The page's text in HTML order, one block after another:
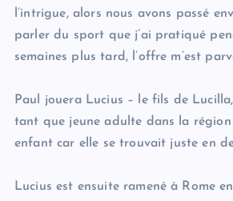
l’intrigue, alors nous avons passé
parler du sport que j’ai pratiqué
semaines plus tard, l’offre m’est
Paul jouera Lucius – le fils de
tant que jeune adulte dans la
enfant car elle se trouvait juste en
Lucius est ensuite ramené à Rome